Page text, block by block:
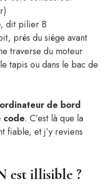
dit pilier B
près du siège avant
traverse du moteur
tapis ou dans le bac de
de bord
code. C’est là que la
fiable, et j’y reviens
est illisible ?